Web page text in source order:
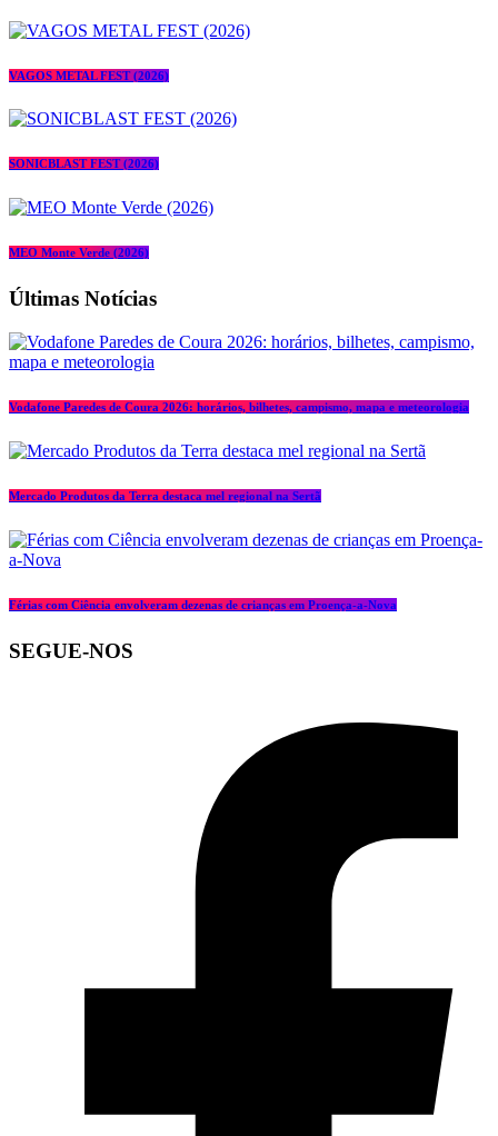
VAGOS METAL FEST (2026)
SONICBLAST FEST (2026)
MEO Monte Verde (2026)
Últimas Notícias
Vodafone Paredes de Coura 2026: horários, bilhetes, campismo, mapa e meteorologia
Mercado Produtos da Terra destaca mel regional na Sertã
Férias com Ciência envolveram dezenas de crianças em Proença-a-Nova
SEGUE-NOS